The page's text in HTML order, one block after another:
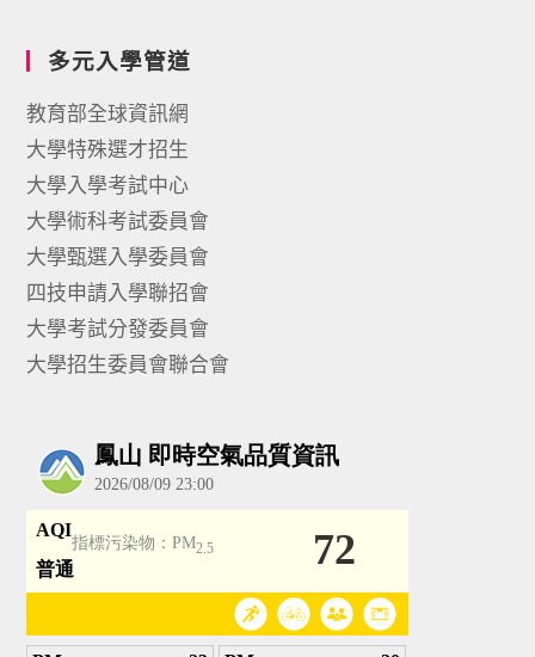
多元入學管道
教育部全球資訊網
大學特殊選才招生
大學入學考試中心
大學術科考試委員會
大學甄選入學委員會
四技申請入學聯招會
大學考試分發委員會
大學招生委員會聯合會